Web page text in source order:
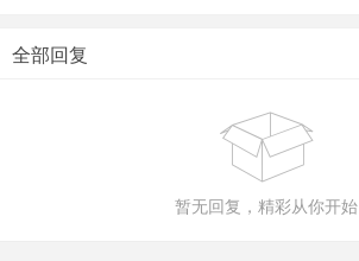
全部回复

暂无回复，精彩从你开始